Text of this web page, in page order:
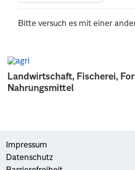
Landwirtschaft, Fischerei,
Nahrungsmittel
Bitte versuch es mit einer
Impressum
Datenschutz